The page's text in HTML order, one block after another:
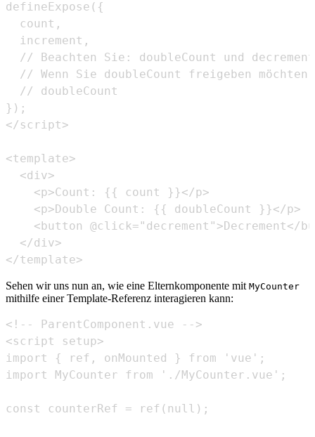
</template>
Sehen wir uns nun an, wie eine Elternkomponente mit MyCounter
mithilfe einer Template-Referenz interagieren kann: